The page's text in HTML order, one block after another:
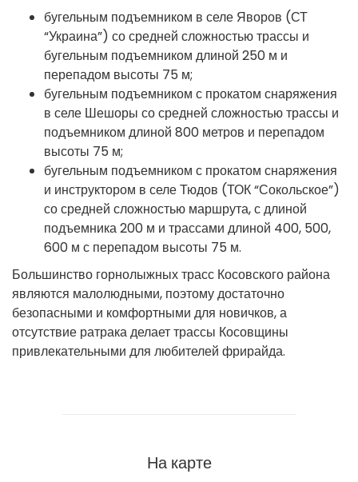
бугельным подъемником в селе Яворов (СТ
“Украина”) со средней сложностью трассы и
бугельным подъемником длиной 250 м и
перепадом высоты 75 м;
бугельным подъемником с прокатом снаряжения
в селе Шешоры со средней сложностью трассы и
подъемником длиной 800 метров и перепадом
высоты 75 м;
бугельным подъемником с прокатом снаряжения
и инструктором в селе Тюдов (ТОК “Сокольское”)
со средней сложностью маршрута, с длиной
подъемника 200 м и трассами длиной 400, 500,
600 м с перепадом высоты 75 м.
Большинство горнолыжных трасс Косовского района
являются малолюдными, поэтому достаточно
безопасными и комфортными для новичков, а
отсутствие ратрака делает трассы Косовщины
привлекательными для любителей фрирайда.
На карте